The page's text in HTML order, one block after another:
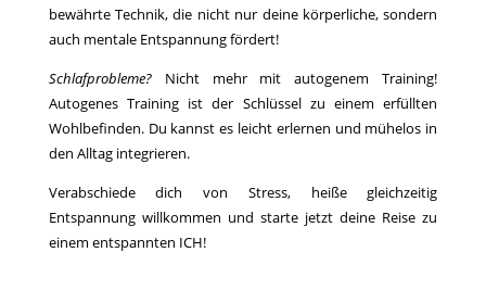
bewährte Technik, die nicht nur deine körperliche, sondern
auch mentale Entspannung fördert!
Schlafprobleme?Nicht mehr mit autogenem Training!
Autogenes Training ist der Schlüssel zu einem erfüllten
Wohlbefinden. Du kannst es leicht erlernen und mühelos in
den Alltag integrieren.
Verabschiede dich von Stress, heiße gleichzeitig
Entspannung willkommen und starte jetzt deine Reise zu
einem entspannten ICH!